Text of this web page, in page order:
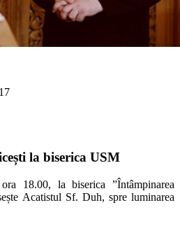
la biserica USM
18.00, la biserica ”Întâmpinarea
Acatistul Sf. Duh, spre luminarea